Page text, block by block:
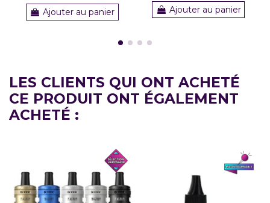
Ajouter au panier Ajouter au panier
LES CLIENTS QUI ONT ACHETÉ
CE PRODUIT ONT ÉGALEMENT
ACHETÉ :